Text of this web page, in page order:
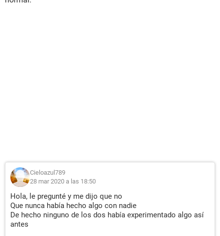
Cieloazul789
28 mar 2020 a las 18:50
Hola, le pregunté y me dijo que no
Que nunca había hecho algo con nadie
De hecho ninguno de los dos había experimentado algo así
antes